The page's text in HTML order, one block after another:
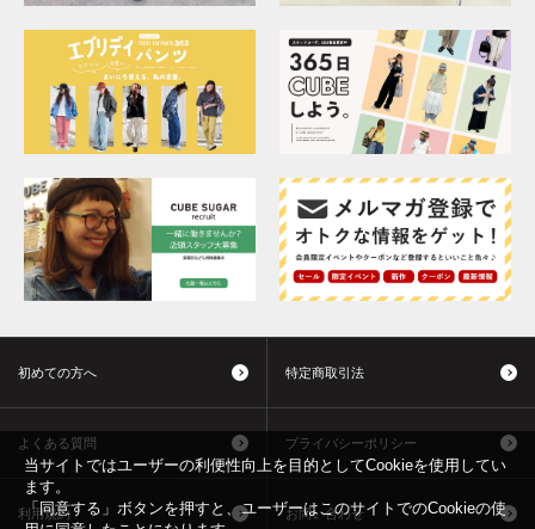
初めての方へ 特定商取引法
よくある質問 プライバシーポリシー
利用規約 お問い合わせ
当サイトではユーザーの利便性向上を目的としてCookieを使用してい
ます。
「同意する」ボタンを押すと、ユーザーはこのサイトでのCookieの使